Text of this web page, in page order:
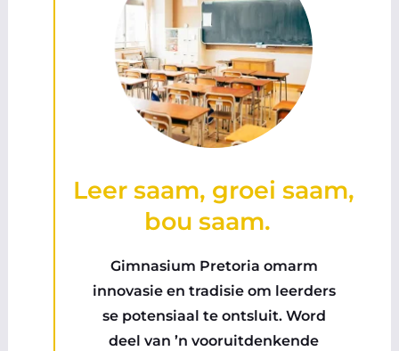
Leer saam, groei saam,
bou saam.
Gimnasium Pretoria omarm
innovasie en tradisie om leerders
se potensiaal te ontsluit. Word
deel van ’n vooruitdenkende